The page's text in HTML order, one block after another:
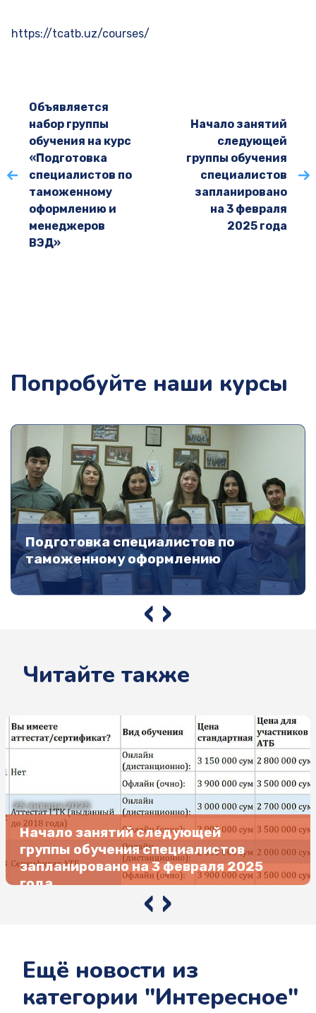
https://tcatb.uz/courses/
Объявляется
набор группы
обучения на курс
«Подготовка
специалистов по
таможенному
оформлению и
менеджеров
ВЭД»
Начало занятий
следующей
группы обучения
специалистов
запланировано
на 3 февраля
2025 года
Попробуйте наши курсы
Подготовка специалистов по
таможенному оформлению
‹ ›
Читайте также
25 января 2025
Начало занятий следующей
группы обучения специалистов
запланировано на 3 февраля 2025
года
‹ ›
Ещё новости из
категории "Интересное"